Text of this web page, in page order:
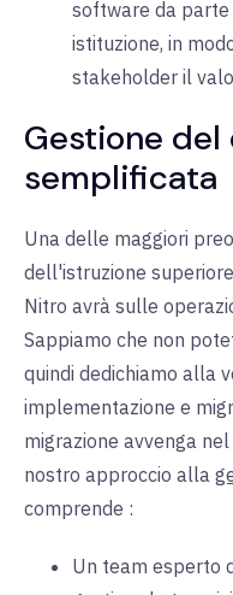
software da
istituzione, in
stakeholder il
Gestione
semplificata
Una delle maggiori
dell'istruzione
Nitro avrà sulle
Sappiamo che non
quindi dedichiamo alla
implementazione e
migrazione avvenga
nostro approccio alla
comprende :
Un team esperto